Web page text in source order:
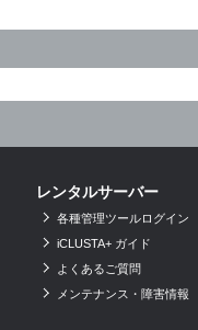
レンタルサーバー
各種管理ツールログイン
iCLUSTA+ ガイド
よくあるご質問
メンテナンス・障害情報